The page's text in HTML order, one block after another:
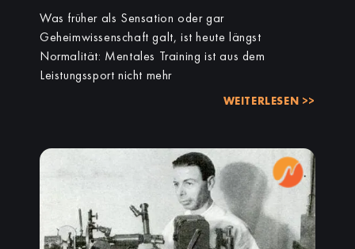
Was früher als Sensation oder gar
Geheimwissenschaft galt, ist heute längst
Normalität: Mentales Training ist aus dem
Leistungssport nicht mehr
WEITERLESEN >>